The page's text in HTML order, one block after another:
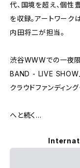
代、国境を超え、個性
を収録。アートワー
内田将二が担当。
渋谷WWWでの一夜限
BAND - LIVE SHOW
クラウドファンディン
へと続く…